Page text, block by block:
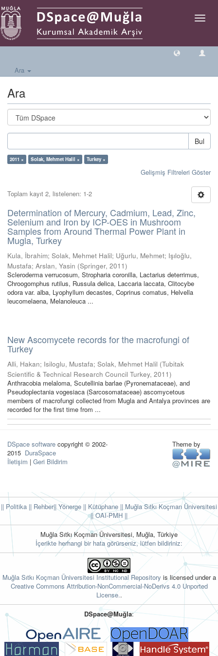
Geçiş
Ara
Ara
Bul
2011 × Solak, Mehmet Halil × Turkey ×
Gelişmiş Filtreleri Göster
Toplam kayıt 2, listelenen: 1-2
Determination of Mercury, Cadmium, Lead, Zinc,
Selenium and Iron by ICP-OES in Mushroom
Samples from Around Thermal Power Plant in
Mugla, Turkey
Kula, İbrahim; Solak, Mehmet Halil; Uğurlu, Mehmet; Işıloğlu,
Mustafa; Arslan, Yasin (Springer, 2011)
Scleroderma verrucosum, Stropharia coronilla, Lactarius deterrimus,
Chroogomphus rutilus, Russula delica, Laccaria laccata, Clitocybe
odora var. alba, Lyophyllum decastes, Coprinus comatus, Helvella
leucomelaena, Melanoleuca ...
New Ascomycete records for the macrofungi of
Turkey
Alli, Hakan; Isiloglu, Mustafa; Solak, Mehmet Halil (Tubitak
Scientific & Technical Research Council Turkey, 2011)
Anthracobia melaloma, Scutellinia barlae (Pyronemataceae), and
Pseudoplectania vogesiaca (Sarcosomataceae) ascomycetous
members of macrofungi collected from Mugla and Antalya provinces are
recorded for the first time from ...
DSpace software copyright © 2002-
2015 DuraSpace
İletişim | Geri Bildirim
Theme by
|| Politika || Rehber|| Yönerge || Kütüphane || Muğla Sıtkı Koçman Üniversitesi
||OAI-PMH ||
Muğla Sıtkı Koçman Üniversitesi, Muğla, Türkiye
İçerikte herhangi bir hata görürseniz, lütfen bildiriniz:
Muğla Sıtkı Koçman Üniversitesi Institutional Repository is licensed under a
Creative Commons Attribution-NonCommercial-NoDerivs 4.0 Unported
License..
DSpace@Muğla: